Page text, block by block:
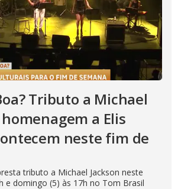
Tributo a Michael
homenagem a Elis
neste fim de
tributo a Michael Jackson neste
e domingo (5) às 17h no Tom Brasil